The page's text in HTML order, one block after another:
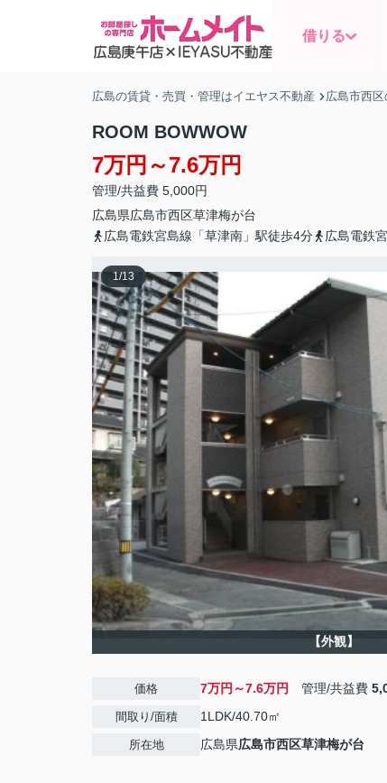
借りる
広島の賃貸・売買・管理はイエヤス不動産 広島市西
ROOM BOWWOW
7万円～7.6万円
管理/共益費 5,000円
広島県広島市西区草津梅が台
広島電鉄宮島線「草津南」駅徒歩4分
広島電鉄
1/13
【外観】
価格 7万円～7.6万円 管理/共益費
間取り/面積 1LDK/40.70㎡
所在地 広島県広島市西区草津梅が台